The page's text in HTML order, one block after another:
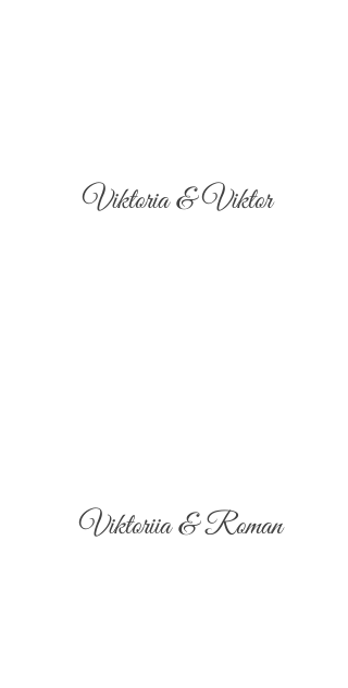
Viktoria & Viktor
Viktoriia & Roman